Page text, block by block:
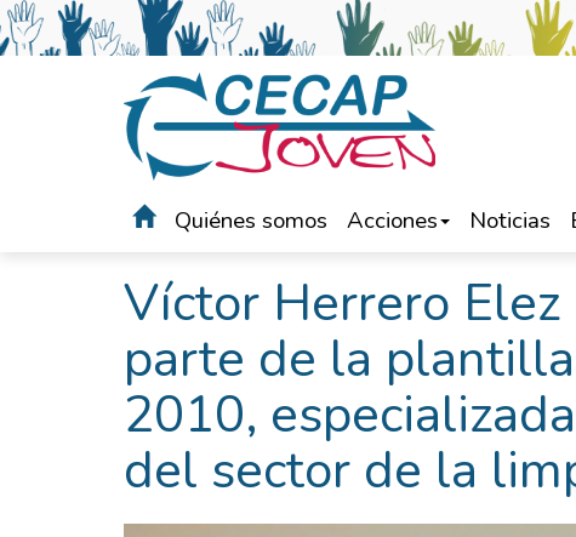
Quiénes somos Acciones Noticias
Víctor Herrero
parte de la
2010,
del sector de la